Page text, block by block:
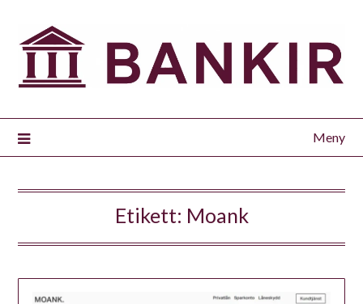
Meny
Etikett: Moank